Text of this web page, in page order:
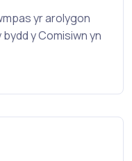
yr arolygon
y Comisiwn yn